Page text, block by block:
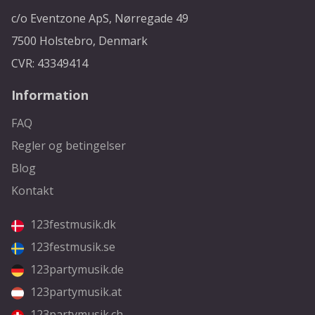
c/o Eventzone ApS, Nørregade 49
7500 Holstebro, Denmark
CVR: 43349414
Information
FAQ
Regler og betingelser
Blog
Kontakt
123festmusik.dk
123festmusik.se
123partymusik.de
123partymusik.at